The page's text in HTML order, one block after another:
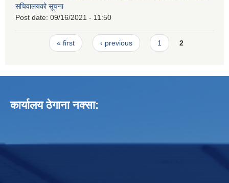
सचिवालयको सूचना
Post date: 09/16/2021 - 11:50
Pages« first ‹ previous 1 2
कार्यालय ठेगाना नक्सा: